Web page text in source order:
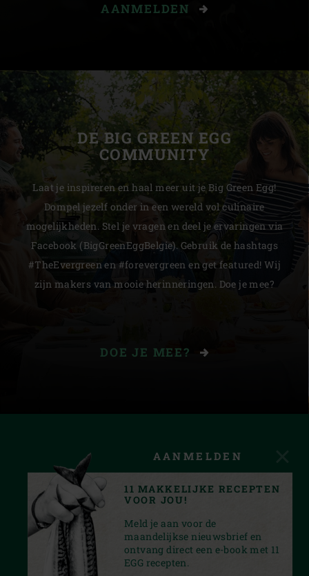
AANMELDEN
DE BIG GREEN EGG
COMMUNITY
Laat je inspireren en haal meer uit je Big Green Egg!
Dompel jezelf onder in een wereld vol culinaire
mogelijkheden. Stel je vragen en deel je ervaringen via
Facebook (BigGreenEggBelgie). Gebruik de hashtags
#TheEvergreen en #forevergreen en get featured! Wij
zijn makers van mooie herinneringen. Doe je mee?
DOE JE MEE?
AANMELDEN
11 MAKKELIJKE RECEPTEN
VOOR JOU!
Meld je aan voor de
maandelijkse nieuwsbrief en
ontvang direct een e-book met 11
EGG recepten.